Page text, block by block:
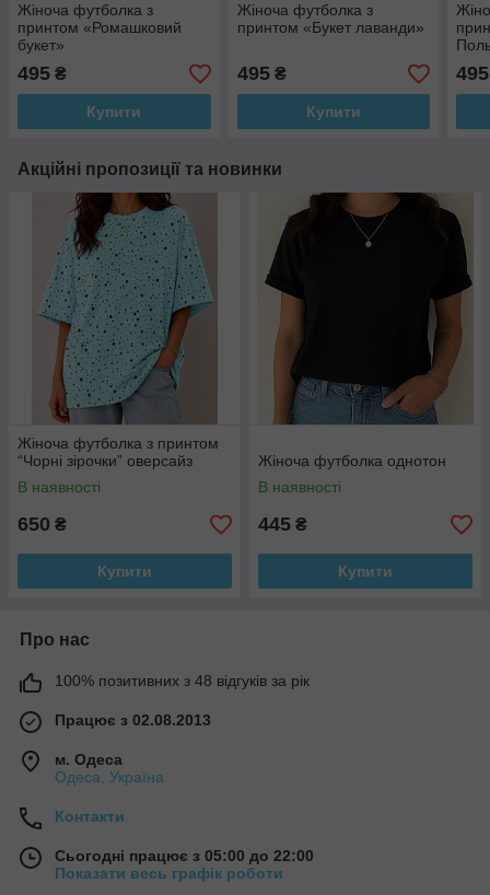
Жіноча футболка з
принтом «Ромашковий
букет»
495 ₴
Купити
Жіноча футболка з
принтом «Букет лаванди»
495₴
Купити
495
Акційні пропозиції та новинки
Жіноча футболка з принтом
“Чорні зірочки” оверсайз
В наявності
650 ₴
Купити
Жіноча футболка однотон
В наявності
445 ₴
Купити
Про нас
100% позитивних з 48 відгуків за рік
Працює з 02.08.2013
м. Одеса
Одеса, Україна
Контакти
Сьогодні працює з 05:00 до 22:00
Показати весь графік роботи